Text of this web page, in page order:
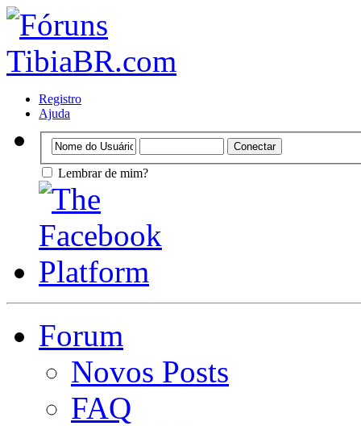
Registro
Ajuda
Lembrar de mim?
Forum
Novos Posts
FAQ